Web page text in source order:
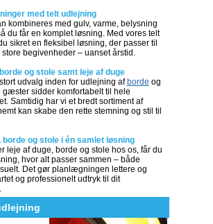
med telt udlejning
kombineres med gulv, varme, belysning
du får en komplet løsning. Med vores telt
sikret en fleksibel løsning, der passer til
store begivenheder – uanset årstid.
og stole samt leje af duge
udvalg inden for udlejning af borde og
gæster sidder komfortabelt til hele
Samtidig har vi et bredt sortiment af
kan skabe den rette stemning og stil til
borde og stole i én samlet løsning
leje af duge, borde og stole hos os, får du
hvor alt passer sammen – både
Det gør planlægningen lettere og
og professionelt udtryk til dit